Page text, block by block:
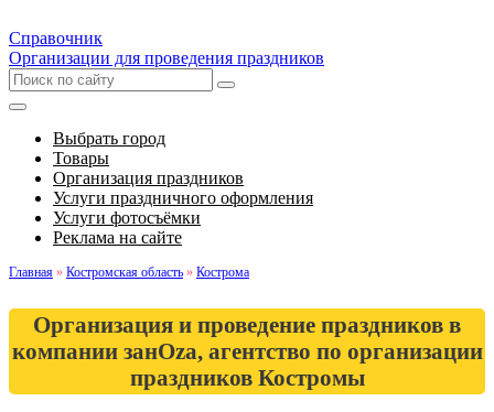
Справочник
Организации для проведения праздников
Выбрать город
Товары
Организация праздников
Услуги праздничного оформления
Услуги фотосъёмки
Реклама на сайте
Главная » Костромская область » Кострома
Организация и проведение праздников в
компании занОzа, агентство по организации
праздников Костромы